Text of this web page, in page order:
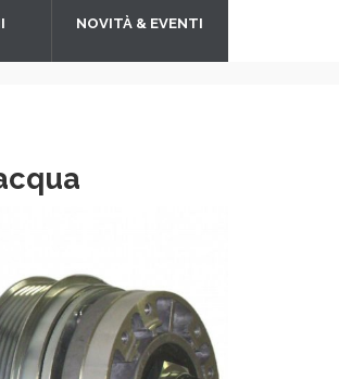
NOVITÀ & EVENTI